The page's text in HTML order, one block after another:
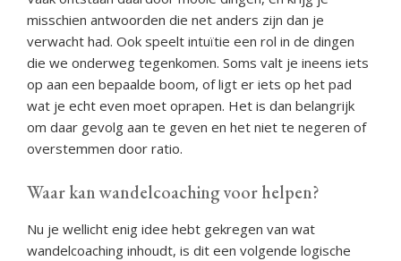
misschien antwoorden die net anders zijn dan je
verwacht had. Ook speelt intuïtie een rol in de dingen
die we onderweg tegenkomen. Soms valt je ineens iets
op aan een bepaalde boom, of ligt er iets op het pad
wat je echt even moet oprapen. Het is dan belangrijk
om daar gevolg aan te geven en het niet te negeren of
overstemmen door ratio.
Waar kan wandelcoaching voor helpen?
Nu je wellicht enig idee hebt gekregen van wat
wandelcoaching inhoudt, is dit een volgende logische